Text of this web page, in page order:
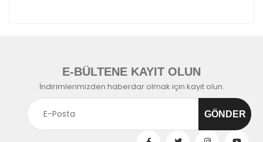
E-BÜLTENE KAYIT OLUN
İndirimlerimizden haberdar olmak için kayıt olun.